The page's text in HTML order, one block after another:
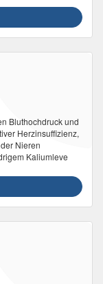
Bluthochdruck und
Herzinsuffizienz,
Nieren
Kaliumleve